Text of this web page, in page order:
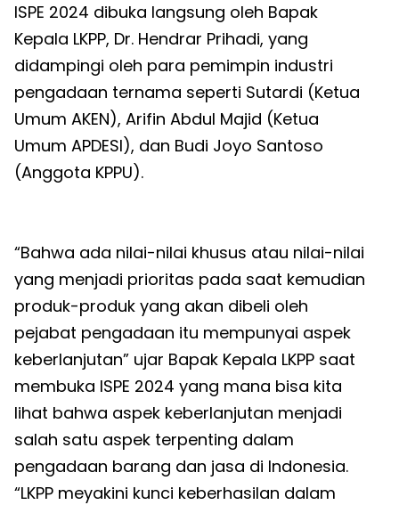
ISPE 2024 dibuka langsung oleh Bapak
Kepala LKPP, Dr. Hendrar Prihadi, yang
didampingi oleh para pemimpin industri
pengadaan ternama seperti Sutardi (Ketua
Umum AKEN), Arifin Abdul Majid (Ketua
Umum APDESI), dan Budi Joyo Santoso
(Anggota KPPU).
“Bahwa ada nilai-nilai khusus atau nilai-nilai
yang menjadi prioritas pada saat kemudian
produk-produk yang akan dibeli oleh
pejabat pengadaan itu mempunyai aspek
keberlanjutan” ujar Bapak Kepala LKPP saat
membuka ISPE 2024 yang mana bisa kita
lihat bahwa aspek keberlanjutan menjadi
salah satu aspek terpenting dalam
pengadaan barang dan jasa di Indonesia.
“LKPP meyakini kunci keberhasilan dalam